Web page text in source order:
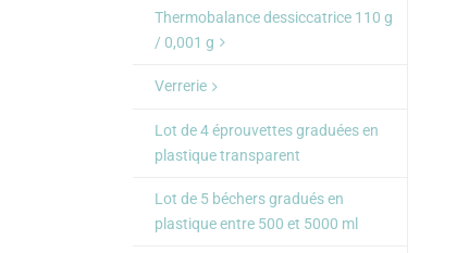
Thermobalance dessiccatrice 110 g
/ 0,001 g
Verrerie
Lot de 4 éprouvettes graduées en
plastique transparent
Lot de 5 béchers gradués en
plastique entre 500 et 5000 ml